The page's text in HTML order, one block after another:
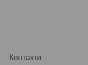
Контакти